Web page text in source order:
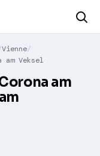
Vienne
Veksel
am